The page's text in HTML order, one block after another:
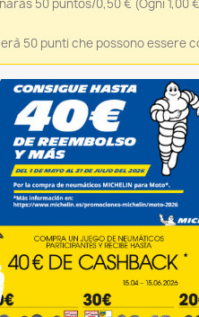
50 puntos/0,50 € (Ogni 1,00
50 punti che possono essere